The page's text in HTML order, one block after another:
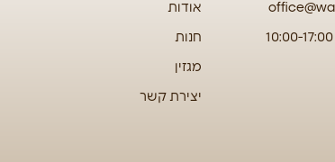
אודות
חנות
מגזין
יצירת קשר